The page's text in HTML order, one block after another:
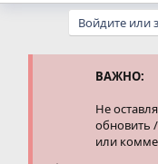
Войдите или
ВАЖНО:
Не
обновить
или